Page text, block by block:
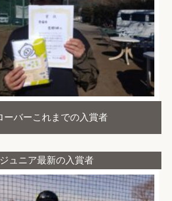
ーバーこれまでの入賞者
ジュニア最新の入賞者